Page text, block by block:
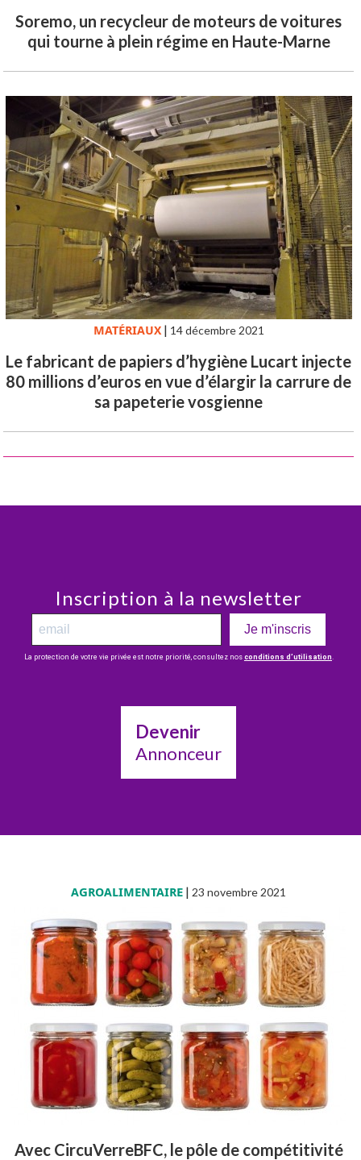
Soremo, un recycleur de moteurs de voitures
qui tourne à plein régime en Haute-Marne
MATÉRIAUX| 14 décembre 2021
Le fabricant de papiers d’hygiène Lucart injecte
80 millions d’euros en vue d’élargir la carrure de
sa papeterie vosgienne
Inscription à la newsletter
Je m'inscris
La protection de votre vie privée est notre priorité, consultez nos conditions d’utilisation
Devenir
Annonceur
AGROALIMENTAIRE | 23 novembre 2021
Avec CircuVerreBFC, le pôle de compétitivité